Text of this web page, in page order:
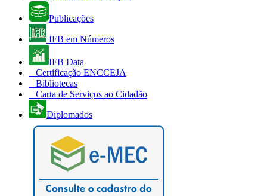
Publicações
IFB em Números
IFB Data
Certificação ENCCEJA
Bibliotecas
Carta de Serviços ao Cidadão
Diplomados